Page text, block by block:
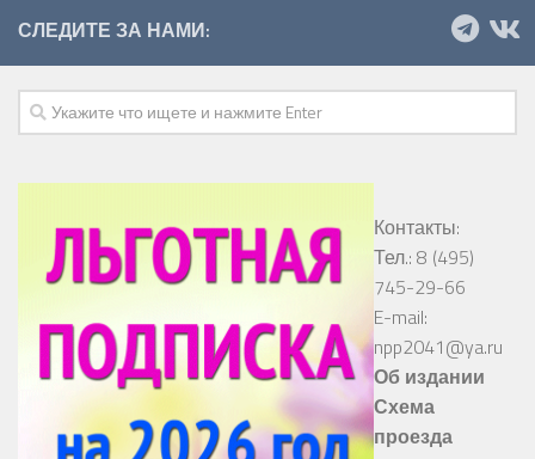
СЛЕДИТЕ ЗА НАМИ:
Контакты:
Тел.: 8 (495)
745-29-66
E-mail:
npp2041@ya.ru
Об издании
Схема
проезда